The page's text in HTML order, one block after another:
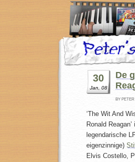
30
Jan, 08
De
BY PETER
‘The Wit And
Ronald Reagan’
legendarische
eigenzinnige)
Elvis Costello,